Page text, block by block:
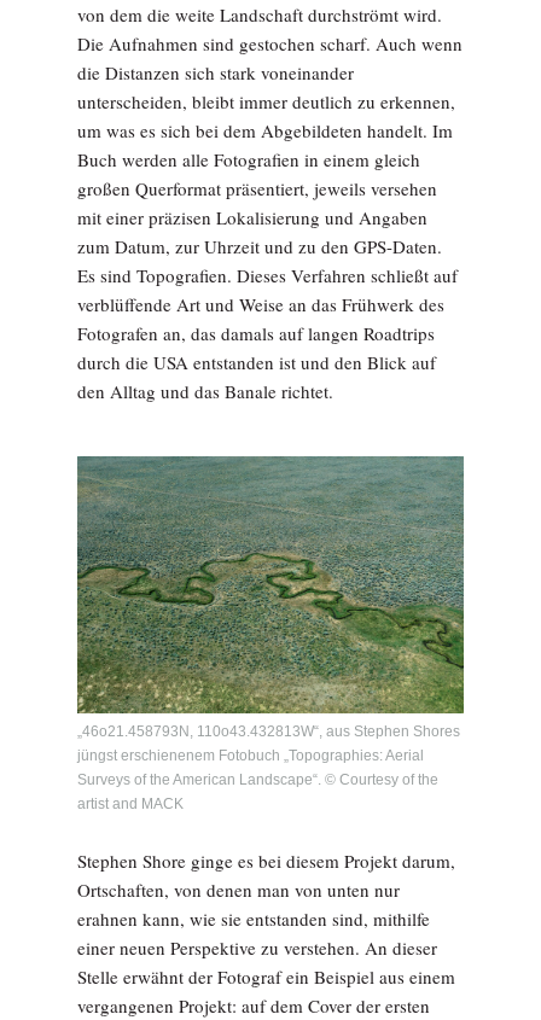
von dem die weite Landschaft durchströmt wird.
Die Aufnahmen sind gestochen scharf. Auch wenn
die Distanzen sich stark voneinander
unterscheiden, bleibt immer deutlich zu erkennen,
um was es sich bei dem Abgebildeten handelt. Im
Buch werden alle Fotografien in einem gleich
großen Querformat präsentiert, jeweils versehen
mit einer präzisen Lokalisierung und Angaben
zum Datum, zur Uhrzeit und zu den GPS-Daten.
Es sind Topografien. Dieses Verfahren schließt auf
verblüffende Art und Weise an das Frühwerk des
Fotografen an, das damals auf langen Roadtrips
durch die USA entstanden ist und den Blick auf
den Alltag und das Banale richtet.
„46o21.458793N, 110o43.432813W“, aus Stephen Shores
jüngst erschienenem Fotobuch „Topographies: Aerial
Surveys of the American Landscape“. © Courtesy of the
artist and MACK
Stephen Shore ginge es bei diesem Projekt darum,
Ortschaften, von denen man von unten nur
erahnen kann, wie sie entstanden sind, mithilfe
einer neuen Perspektive zu verstehen. An dieser
Stelle erwähnt der Fotograf ein Beispiel aus einem
vergangenen Projekt: auf dem Cover der ersten